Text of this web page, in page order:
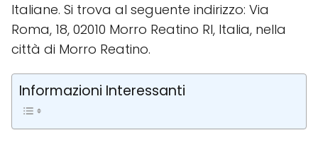
Italiane. Si trova al seguente indirizzo: Via
Roma, 18, 02010 Morro Reatino RI, Italia, nella
città di Morro Reatino.
Informazioni Interessanti